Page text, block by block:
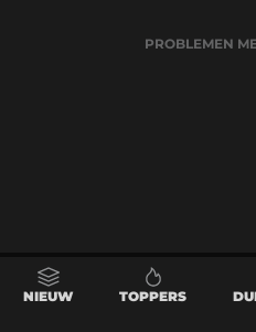
PROBLEMEN
NIEUW TOPPERS